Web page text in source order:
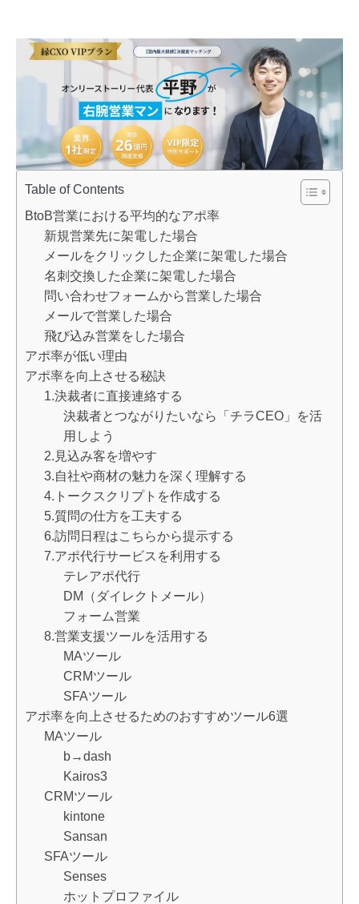
Table of Contents
BtoB営業における平均的なアポ率
新規営業先に架電した場合
メールをクリックした企業に架電した場合
名刺交換した企業に架電した場合
問い合わせフォームから営業した場合
メールで営業した場合
飛び込み営業をした場合
アポ率が低い理由
アポ率を向上させる秘訣
1.決裁者に直接連絡する
決裁者とつながりたいなら「チラCEO」を活
用しよう
2.見込み客を増やす
3.自社や商材の魅力を深く理解する
4.トークスクリプトを作成する
5.質問の仕方を工夫する
6.訪問日程はこちらから提示する
7.アポ代行サービスを利用する
テレアポ代行
DM（ダイレクトメール）
フォーム営業
8.営業支援ツールを活用する
MAツール
CRMツール
SFAツール
アポ率を向上させるためのおすすめツール6選
MAツール
b→dash
Kairos3
CRMツール
kintone
Sansan
SFAツール
Senses
ホットプロファイル